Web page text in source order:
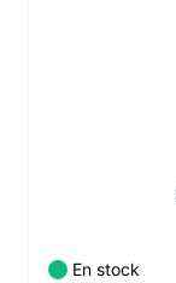
En stock